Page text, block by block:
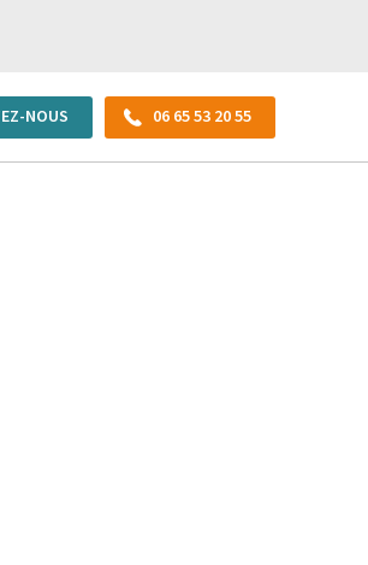
NOUS 06 65 53 20 55